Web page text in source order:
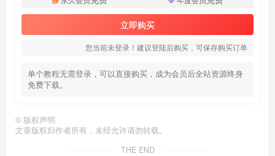
立即购买
您当前未登录！建议登陆后购买，可保存购买订单
单个教程无需登录，可以直接购买，成为会员后全站资源终身
免费下载。
© 版权声明
文章版权归作者所有，未经允许请勿转载。
THE END